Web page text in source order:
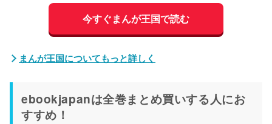
今すぐまんが王国で読む
まんが王国についてもっと詳しく
ebookjapanは全巻まとめ買いする人にお
すすめ！